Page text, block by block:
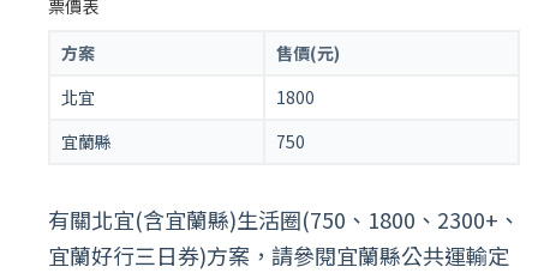
票價表
方案
售價(元)
北宜
1800
宜蘭縣
750
有關北宜(含宜蘭縣)生活圈(750、1800、2300+、
宜蘭好行三日券)方案，請參閱宜蘭縣公共運輸定